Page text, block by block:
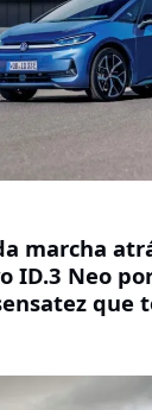
marcha
ID.3 Neo
que